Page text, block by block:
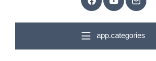
app.categories